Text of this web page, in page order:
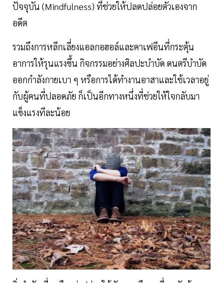
ปัจจุบัน (Mindfulness) ที่ช่วยให้ปลดปล่อยตัวเองจาก
อดีต
รวมถึงการหลีกเลี่ยงแอลกอฮอล์และคาเฟอีนที่กระตุ้น
อาการให้รุนแรงขึ้น กิจกรรมอย่างศิลปะบำบัด ดนตรีบำบัด
ออกกำลังกายเบา ๆ หรือการได้ทำงานอาสาและใช้เวลาอยู่
กับผู้คนที่ปลอดภัย ก็เป็นอีกทางหนึ่งที่ช่วยให้ใจกลับมา
แข็งแรงทีละน้อย